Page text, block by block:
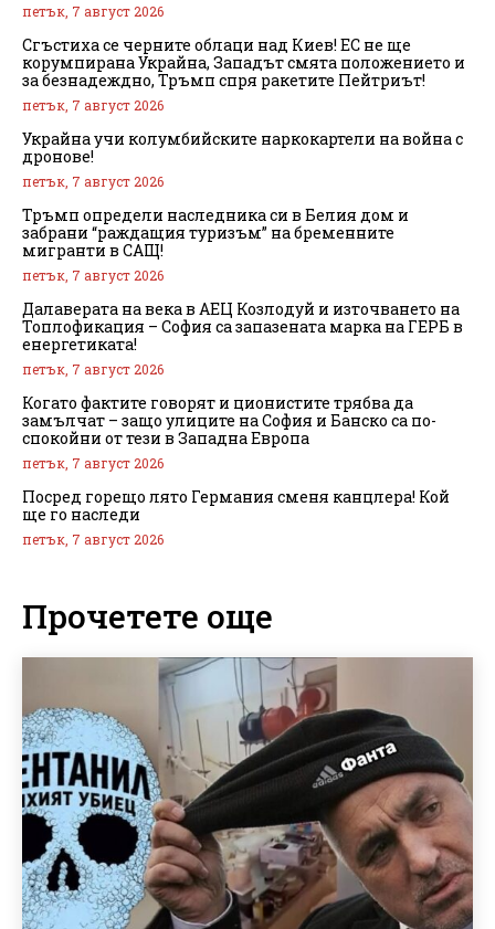
петък, 7 август 2026
Сгъстиха се черните облаци над Киев! ЕС не ще
корумпирана Украйна, Западът смята положението и
за безнадеждно, Тръмп спря ракетите Пейтриът!
петък, 7 август 2026
Украйна учи колумбийските наркокартели на война с
дронове!
петък, 7 август 2026
Тръмп определи наследника си в Белия дом и
забрани “раждащия туризъм” на бременните
мигранти в САЩ!
петък, 7 август 2026
Далаверата на века в АЕЦ Козлодуй и източването на
Топлофикация – София са запазената марка на ГЕРБ в
енергетиката!
петък, 7 август 2026
Когато фактите говорят и ционистите трябва да
замълчат – защо улиците на София и Банско са по-
спокойни от тези в Западна Европа
петък, 7 август 2026
Посред горещо лято Германия сменя канцлера! Кой
ще го наследи
петък, 7 август 2026
Прочетете още